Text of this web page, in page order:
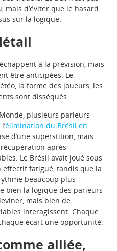
d’éviter que le hasard
sur la logique.
à la prévision, mais
être anticipées. Le
la forme des joueurs, les
sont disséqués.
plusieurs parieurs
élimination du Brésil en
d’une superstition, mais
après
Le Brésil avait joué sous
effectif fatigué, tandis que la
beaucoup plus
bien la logique des parieurs
mais bien de
interagissent. Chaque
écart une opportunité.
alliée,